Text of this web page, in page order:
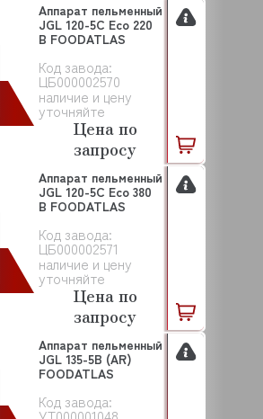
Код завода:
ЦБ000002570
наличие и цену
уточняйте
Аппарат пельменный
JGL 120-5C Eco 220
В FOODATLAS
Цена по
запросу
Код завода:
ЦБ000002571
наличие и цену
уточняйте
Аппарат пельменный
JGL 120-5C Eco 380
В FOODATLAS
Цена по
запросу
Код завода:
Аппарат пельменный
JGL 135-5B (AR)
FOODATLAS